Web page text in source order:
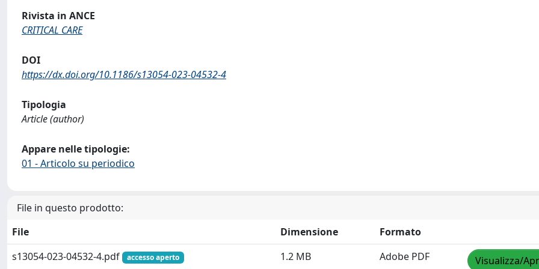
Rivista in ANCE
CRITICAL CARE
DOI
https://dx.doi.org/10.1186/s13054-023-04532-4
Tipologia
Article (author)
Appare nelle tipologie:
01 - Articolo su periodico
File in questo prodotto:
File
Dimensione
Formato
s13054-023-04532-4.pdf
accesso aperto 1.2 MB Adobe PDF Visualizza/